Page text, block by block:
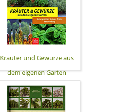
Kräuter und Gewürze aus
dem eigenen Garten